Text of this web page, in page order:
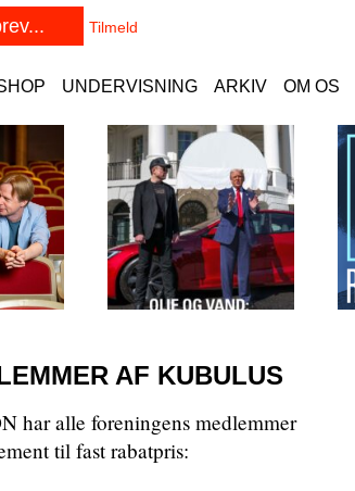
UNDERVISNING ARKIV OM OS
AF KUBULUS
har alle foreningens medlemmer
til fast rabatpris: